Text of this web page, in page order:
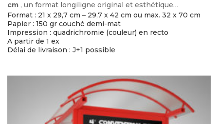
cm , un format longiligne original et esthétique…
Format : 21 x 29,7 cm – 29,7 x 42 cm ou max. 32 x 70 cm
Papier : 150 gr couché demi-mat
Impression : quadrichromie (couleur) en recto
A partir de 1 ex
Délai de livraison : J+1 possible